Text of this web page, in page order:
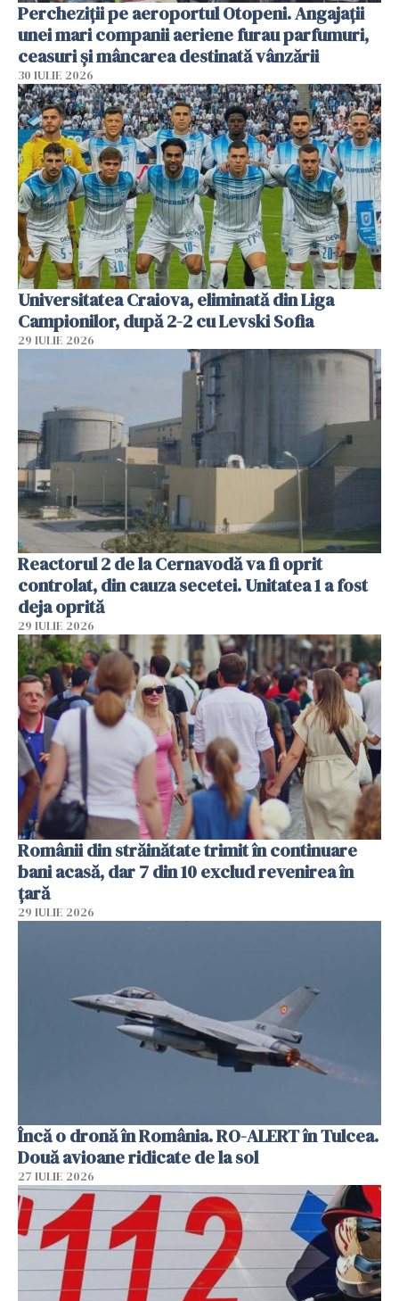
Percheziții pe aeroportul Otopeni. Angajații
unei mari companii aeriene furau parfumuri,
ceasuri și mâncarea destinată vânzării
30 IULIE 2026
Universitatea Craiova, eliminată din Liga
Campionilor, după 2-2 cu Levski Sofia
29 IULIE 2026
Reactorul 2 de la Cernavodă va fi oprit
controlat, din cauza secetei. Unitatea 1 a fost
deja oprită
29 IULIE 2026
Românii din străinătate trimit în continuare
bani acasă, dar 7 din 10 exclud revenirea în
țară
29 IULIE 2026
Încă o dronă în România. RO-ALERT în Tulcea.
Două avioane ridicate de la sol
27 IULIE 2026